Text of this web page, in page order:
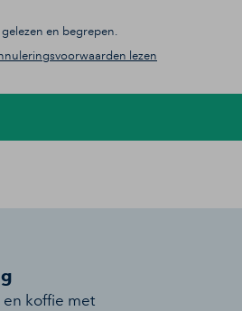
en begrepen.
lezen
en koffie met